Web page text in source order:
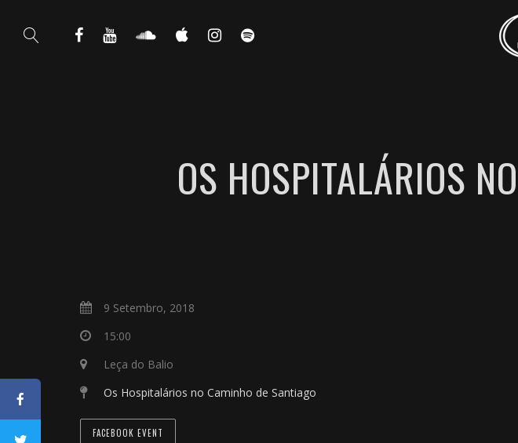
OS HOSPITALÁRIOS
9 Setembro, 2018
15:00
Leça do Balio
Os Hospitalários no Caminho de Santiago
FACEBOOK EVENT